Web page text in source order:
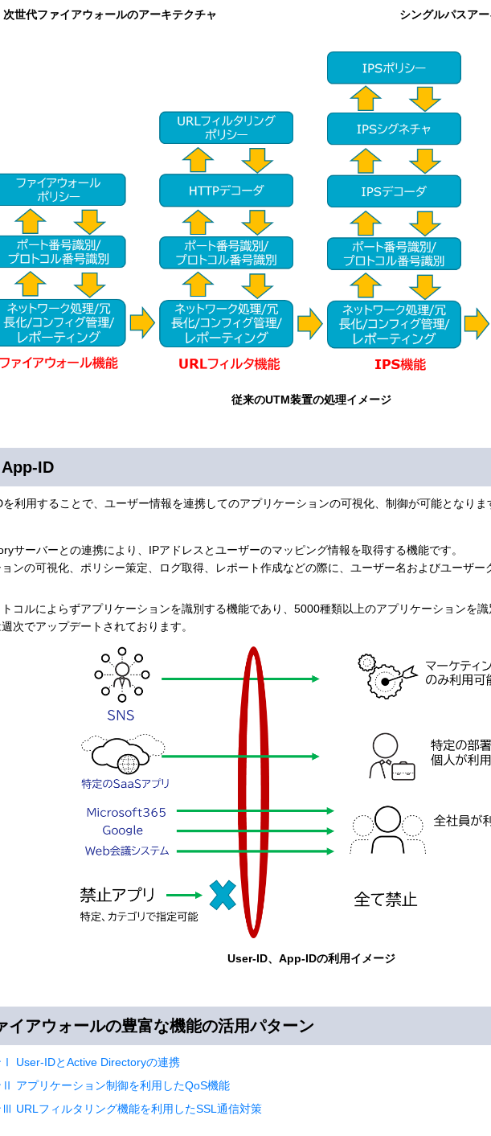
次世代ファイアウォールのアーキテクチャ シングルパスア
従来のUTM装置の処理イメージ
ID
利用することで、ユーザー情報を連携してのアプリケーションの可視化、制御が可能となりま
サーバーとの連携により、IPアドレスとユーザーのマッピング情報を取得する機能です。
ンの可視化、ポリシー策定、ログ取得、レポート作成などの際に、ユーザー名およびユーザ
コルによらずアプリケーションを識別する機能であり、5000種類以上のアプリケーションを
次でアップデートされております。
User-ID、App-IDの利用イメージ
イアウォールの豊富な機能の活用パターン
User-IDとActive Directoryの連携
アプリケーション制御を利用したQoS機能
URLフィルタリング機能を利用したSSL通信対策